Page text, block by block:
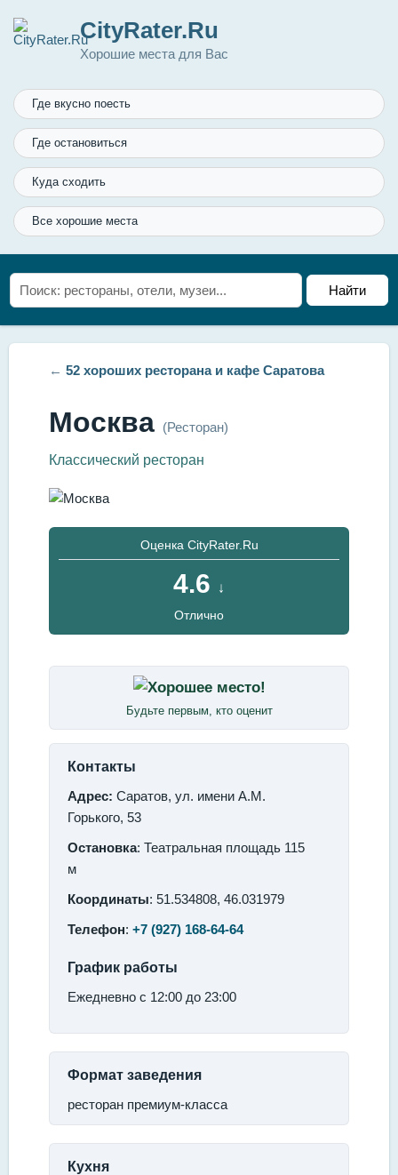
CityRater.Ru
Хорошие места для Вас
Где вкусно поесть
Где остановиться
Куда сходить
Все хорошие места
← 52 хороших ресторана и кафе Саратова
Москва (Ресторан)
Классический ресторан
Оценка CityRater.Ru
4.6 ↓
Отлично
Будьте первым, кто оценит
Контакты
Адрес: Саратов, ул. имени А.М.
Горького, 53
Остановка: Театральная площадь 115
м
Координаты: 51.534808, 46.031979
Телефон: +7 (927) 168-64-64
График работы
Ежедневно с 12:00 до 23:00
Формат заведения
ресторан премиум-класса
Кухня